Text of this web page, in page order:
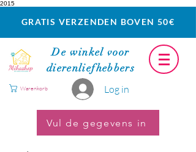
2015
GRATIS VERZENDEN BOVEN 50€
De winkel voor
dierenliefhebbers
Log in
Warenkorb
Vul de gegevens in